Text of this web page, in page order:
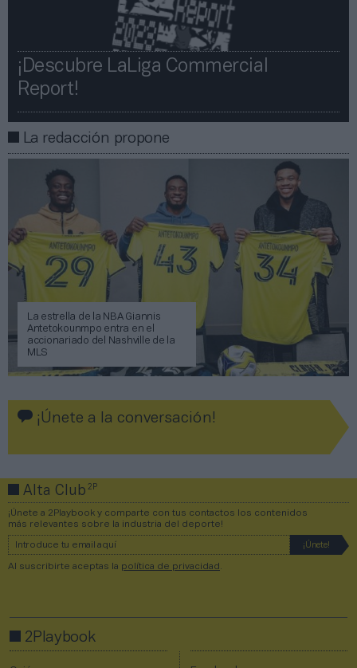
¡Descubre LaLiga Commercial
Report!​​
La redacción propone
La estrella de la NBA Giannis
Antetokounmpo entra en el
accionariado del Nashville de la
MLS
¡Únete a la conversación!
Alta Club2P
¡Únete a 2Playbook y comparte con tus contactos los contenidos
más relevantes sobre la industria del deporte!
Al suscribirte aceptas la política de privacidad
2Playbook